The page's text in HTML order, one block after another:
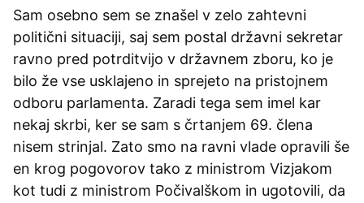
Sam osebno sem se znašel v zelo zahtevni
politični situaciji, saj sem postal državni sekretar
ravno pred potrditvijo v državnem zboru, ko je
bilo že vse usklajeno in sprejeto na pristojnem
odboru parlamenta. Zaradi tega sem imel kar
nekaj skrbi, ker se sam s črtanjem 69. člena
nisem strinjal. Zato smo na ravni vlade opravili še
en krog pogovorov tako z ministrom Vizjakom
kot tudi z ministrom Počivalškom in ugotovili, da